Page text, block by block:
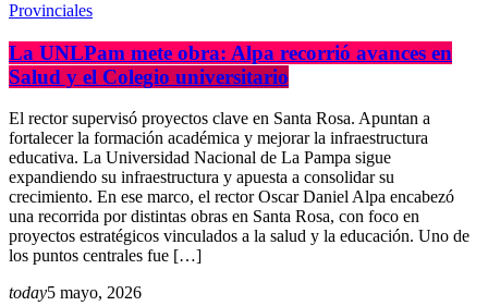
Provinciales
La UNLPam mete obra: Alpa recorrió avances en
Salud y el Colegio universitario
El rector supervisó proyectos clave en Santa Rosa. Apuntan a
fortalecer la formación académica y mejorar la infraestructura
educativa. La Universidad Nacional de La Pampa sigue
expandiendo su infraestructura y apuesta a consolidar su
crecimiento. En ese marco, el rector Oscar Daniel Alpa encabezó
una recorrida por distintas obras en Santa Rosa, con foco en
proyectos estratégicos vinculados a la salud y la educación. Uno de
los puntos centrales fue […]
today5 mayo, 2026